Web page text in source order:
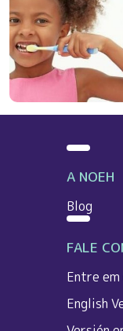
A NOEH
Blog
FALE
Entre
English